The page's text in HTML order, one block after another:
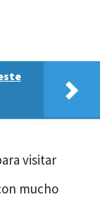
visitar
mucho